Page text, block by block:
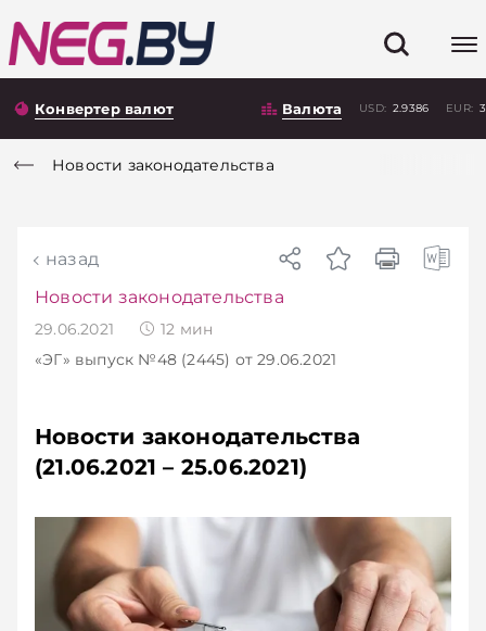
Конвертер валют Валюта USD: 2.9386 EUR:
Новости законодательства
назад
Новости законодательства
29.06.2021 12 мин
«ЭГ» выпуск №48 (2445) от 29.06.2021
Новости законодательства
(21.06.2021 – 25.06.2021)